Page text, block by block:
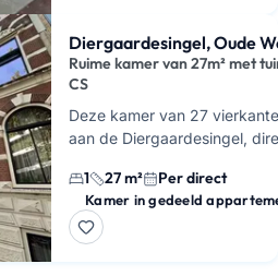
Diergaardesingel, Oude
Ruime kamer van 27m² met
CS
Deze kamer van 27
aan de Diergaardesingel,
Rotterdam Centraal. Je hebt
1 27 m² Per direct
Kamer in gedeeld